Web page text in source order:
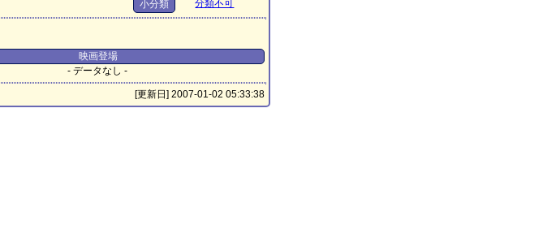
小分類
分類不可
映画登場
- データなし -
[更新日] 2007-01-02 05:33:38